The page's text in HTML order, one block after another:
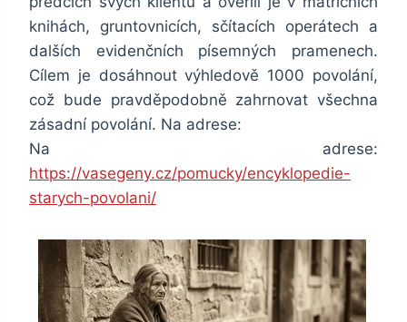
knihách, gruntovnicích, sčítacích operátech a
dalších evidenčních písemných pramenech.
Cílem je dosáhnout výhledově 1000 povolání,
což bude pravděpodobně zahrnovat všechna
zásadní povolání. Na adrese:
Na adrese:
https://vasegeny.cz/pomucky/encyklopedie-
starych-povolani/